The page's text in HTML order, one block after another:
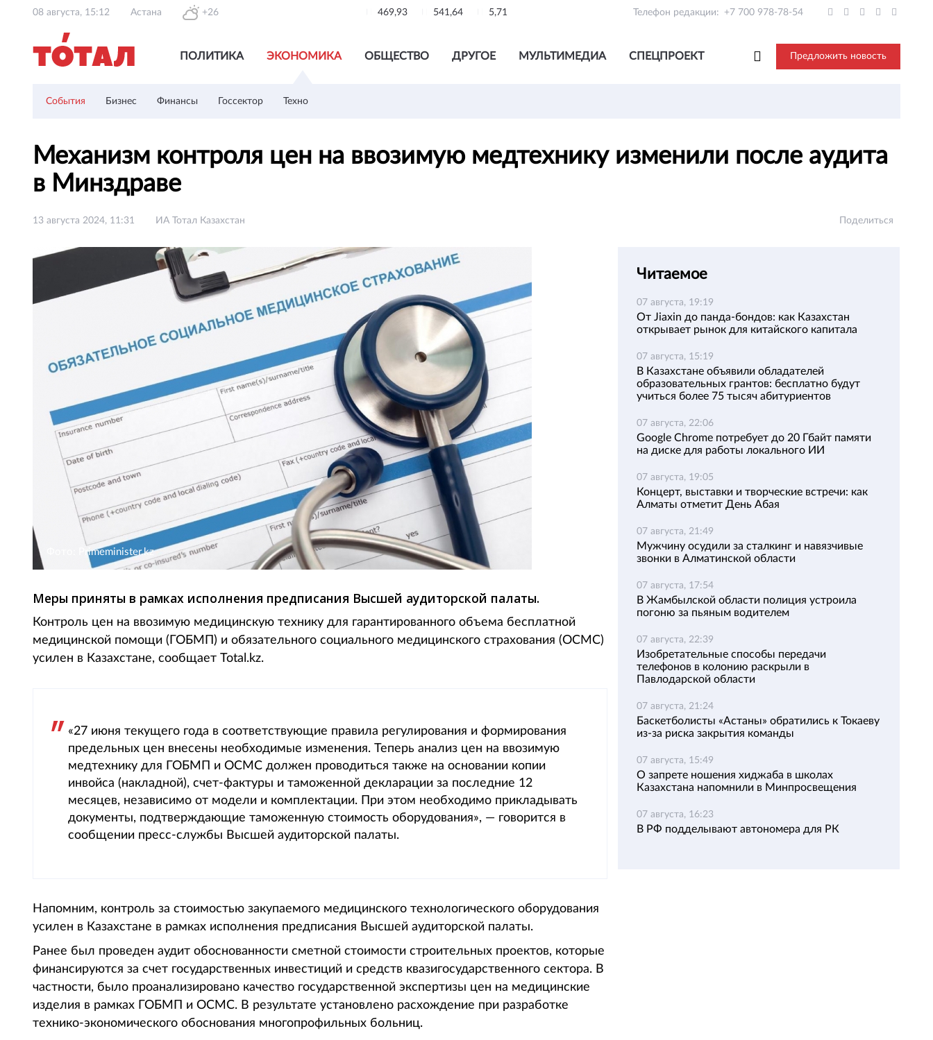
08 августа, 15:12 Астана +26 469,93 541,64 5,71 Телефон редакции: +7 700 978-78-54
ПОЛИТИКА ЭКОНОМИКА ОБЩЕСТВО ДРУГОЕ МУЛЬТИМЕДИА СПЕЦПРОЕКТ Предложить новость
События Бизнес Финансы Госсектор Техно
Механизм контроля цен на ввозимую медтехнику изменили после аудита
в Минздраве
13 августа 2024, 11:31 ИА Тотал Казахстан Поделиться
Фото: Primeminister.kz
Меры приняты в рамках исполнения предписания Высшей аудиторской палаты.
Контроль цен на ввозимую медицинскую технику для гарантированного объема бесплатной
медицинской помощи (ГОБМП) и обязательного социального медицинского страхования (ОСМС)
усилен в Казахстане, сообщает Total.kz.
«27 июня текущего года в соответствующие правила регулирования и формирования
предельных цен внесены необходимые изменения. Теперь анализ цен на ввозимую
медтехнику для ГОБМП и ОСМС должен проводиться также на основании копии
инвойса (накладной), счет-фактуры и таможенной декларации за последние 12
месяцев, независимо от модели и комплектации. При этом необходимо прикладывать
документы, подтверждающие таможенную стоимость оборудования», — говорится в
сообщении пресс-службы Высшей аудиторской палаты.
Напомним, контроль за стоимостью закупаемого медицинского технологического оборудования
усилен в Казахстане в рамках исполнения предписания Высшей аудиторской палаты.
Ранее был проведен аудит обоснованности сметной стоимости строительных проектов, которые
финансируются за счет государственных инвестиций и средств квазигосударственного сектора. В
частности, было проанализировано качество государственной экспертизы цен на медицинские
изделия в рамках ГОБМП и ОСМС. В результате установлено расхождение при разработке
технико-экономического обоснования многопрофильных больниц.
Читаемое
07 августа, 19:19
От Jiaxin до панда-бондов: как Казахстан
открывает рынок для китайского капитала
07 августа, 15:19
В Казахстане объявили обладателей
образовательных грантов: бесплатно будут
учиться более 75 тысяч абитуриентов
07 августа, 22:06
Google Chrome потребует до 20 Гбайт памяти
на диске для работы локального ИИ
07 августа, 19:05
Концерт, выставки и творческие встречи: как
Алматы отметит День Абая
07 августа, 21:49
Мужчину осудили за сталкинг и навязчивые
звонки в Алматинской области
07 августа, 17:54
В Жамбылской области полиция устроила
погоню за пьяным водителем
07 августа, 22:39
Изобретательные способы передачи
телефонов в колонию раскрыли в
Павлодарской области
07 августа, 21:24
Баскетболисты «Астаны» обратились к Токаеву
из-за риска закрытия команды
07 августа, 15:49
О запрете ношения хиджаба в школах
Казахстана напомнили в Минпросвещения
07 августа, 16:23
В РФ подделывают автономера для РК